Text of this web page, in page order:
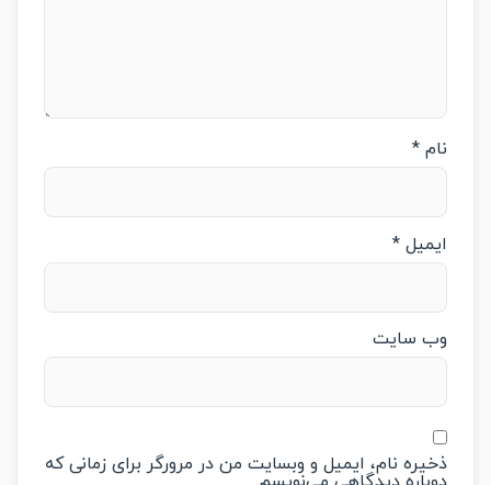
سایت
نام، ایمیل و وبسایت من در مرورگر برای زمانی که